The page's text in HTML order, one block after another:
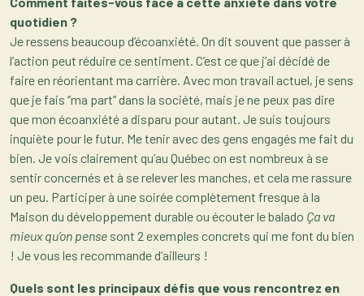
quotidien ?
Je ressens beaucoup d’écoanxiété. On dit souvent que passer à
l’action peut réduire ce sentiment. C’est ce que j’ai décidé de
faire en réorientant ma carrière. Avec mon travail actuel, je sens
que je fais ‘’ma part’’ dans la société, mais je ne peux pas dire
que mon écoanxiété a disparu pour autant. Je suis toujours
inquiète pour le futur. Me tenir avec des gens engagés me fait du
bien. Je vois clairement qu’au Québec on est nombreux à se
sentir concernés et à se relever les manches, et cela me rassure
un peu. Participer à une soirée complètement fresque à la
Maison du développement durable ou écouter le balado Ça va
mieux qu’on pense sont 2 exemples concrets qui me font du bien
! Je vous les recommande d’ailleurs !
Quels sont les principaux défis que vous rencontrez en